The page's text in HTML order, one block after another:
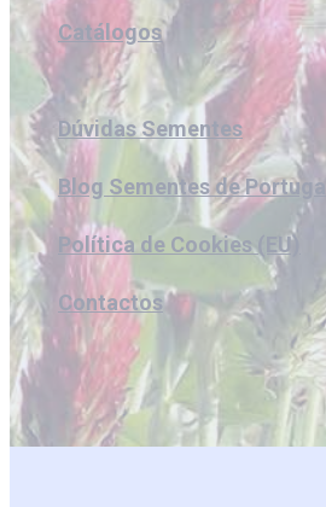
Catálogos
Dúvidas Sementes
Blog Sementes de Portugal
Política de Cookies (EU)
Contactos